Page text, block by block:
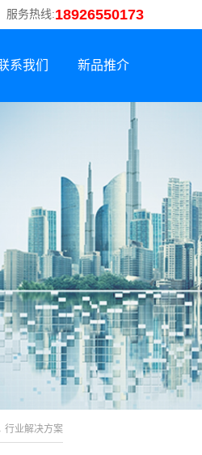
服务热线:18926550173
系我们 新品推介
新品荣誉上市
行业解决方案